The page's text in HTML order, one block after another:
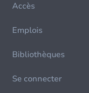
Accès
Emplois
Bibliothèques
Se connecter